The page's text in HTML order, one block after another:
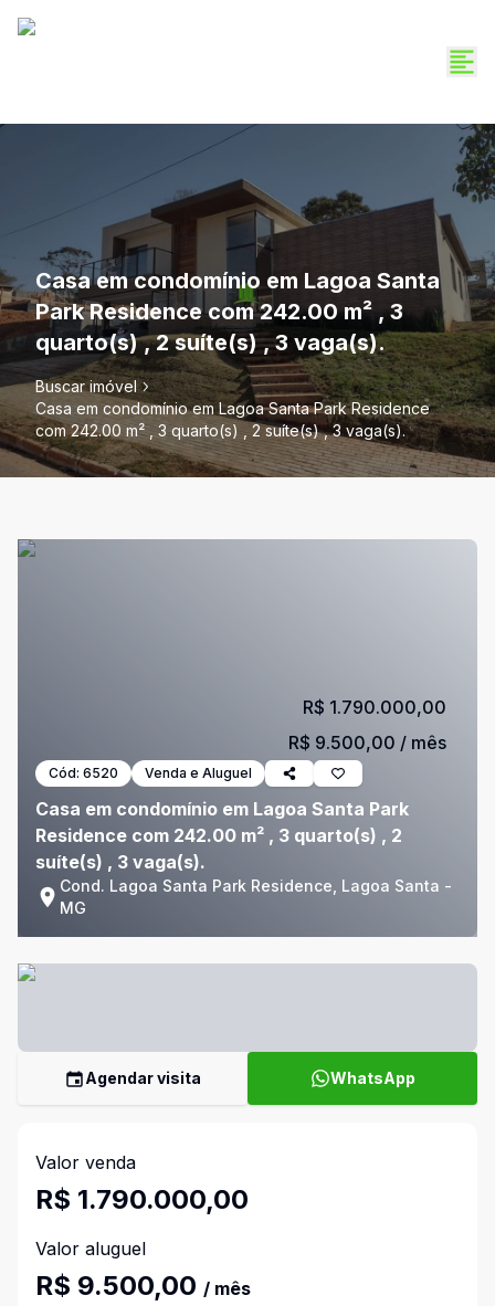
Casa em condomínio em Lagoa Santa
Park Residence com 242.00 m² , 3
quarto(s) , 2 suíte(s) , 3 vaga(s).
Buscar imóvel
Casa em condomínio em Lagoa Santa Park Residence
com 242.00 m² , 3 quarto(s) , 2 suíte(s) , 3 vaga(s).
Cód: 6520 Venda e Aluguel
Casa em condomínio em Lagoa Santa Park
Residence com 242.00 m² , 3 quarto(s) , 2
suíte(s) , 3 vaga(s).
Cond. Lagoa Santa Park Residence, Lagoa Santa -
MG
R$ 1.790.000,00
R$ 9.500,00 / mês
Agendar visita WhatsApp
Valor venda
R$ 1.790.000,00
Valor aluguel
R$ 9.500,00 / mês